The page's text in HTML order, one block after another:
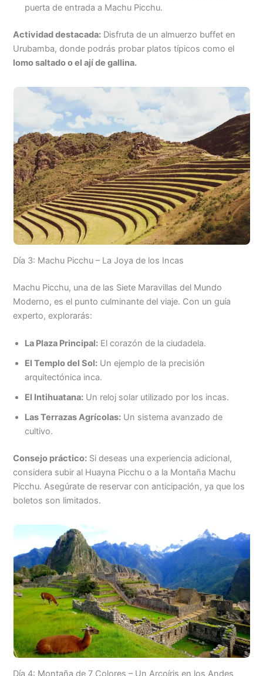
puerta de entrada a Machu Picchu.
Actividad destacada: Disfruta de un almuerzo buffet en
Urubamba, donde podrás probar platos típicos como el
lomo saltado o el ají de gallina.
Día 3: Machu Picchu – La Joya de los Incas
Machu Picchu, una de las Siete Maravillas del Mundo
Moderno, es el punto culminante del viaje. Con un guía
experto, explorarás:
La Plaza Principal: El corazón de la ciudadela.
El Templo del Sol: Un ejemplo de la precisión
arquitectónica inca.
El Intihuatana: Un reloj solar utilizado por los incas.
Las Terrazas Agrícolas: Un sistema avanzado de
cultivo.
Consejo práctico: Si deseas una experiencia adicional,
considera subir al Huayna Picchu o a la Montaña Machu
Picchu. Asegúrate de reservar con anticipación, ya que los
boletos son limitados.
Día 4: Montaña de 7 Colores – Un Arcoíris en los Andes